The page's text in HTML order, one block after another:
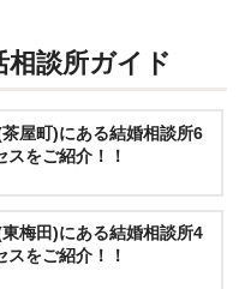
相談所ガイド
屋町)にある結婚相談所6
をご紹介！！
梅田)にある結婚相談所4
をご紹介！！